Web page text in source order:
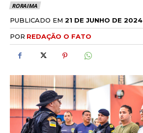
RORAIMA
PUBLICADO EM 21 DE JUNHO DE 2024
POR REDAÇÃO O FATO